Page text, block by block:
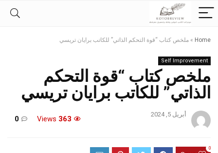
Home
» ملخص كتاب “قوة التحكم الذاتي” للكاتب برايان تريسي
Self Improvement
ملخص كتاب “قوة التحكم
الذاتي” للكاتب برايان تريسي
أبريل 5, 2024
363
0
0